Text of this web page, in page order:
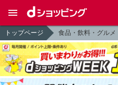
トップページ 食品・飲料・グルメ